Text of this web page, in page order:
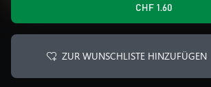
CHF 1.60
ZUR WUNSCHLISTE HINZUFÜGEN